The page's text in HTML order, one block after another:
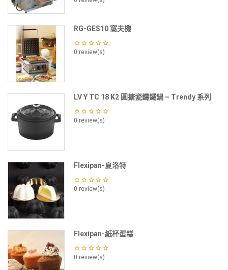
RG-GES10 窩夫機
0 review(s)
LV Y TC 18 K2 圓搪瓷鑄鐵鍋 – Trendy 系列
0 review(s)
Flexipan-夏洛特
0 review(s)
Flexipan-紙杯蛋糕
0 review(s)